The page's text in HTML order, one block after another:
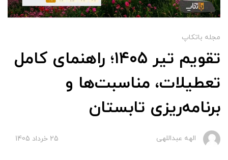
مجله باتکاپ
تقویم تیر ۱۴۰۵؛ راهنمای کامل
تعطیلات، مناسبت‌ها و
برنامه‌ریزی تابستان
الهه عبداللهی 25 خرداد 1405